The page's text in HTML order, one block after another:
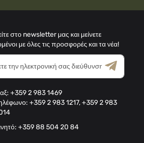
στο newsletter μας και μείνετε
με όλες τις προσφορές και τα νέα!
Όρους & Προϋποθέσεις
Πολιτική Απορρήτου
+359 2 983 1469
+359 2 983 1217,+359 2 983
+359 88 504 20 84